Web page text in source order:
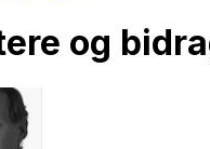
og